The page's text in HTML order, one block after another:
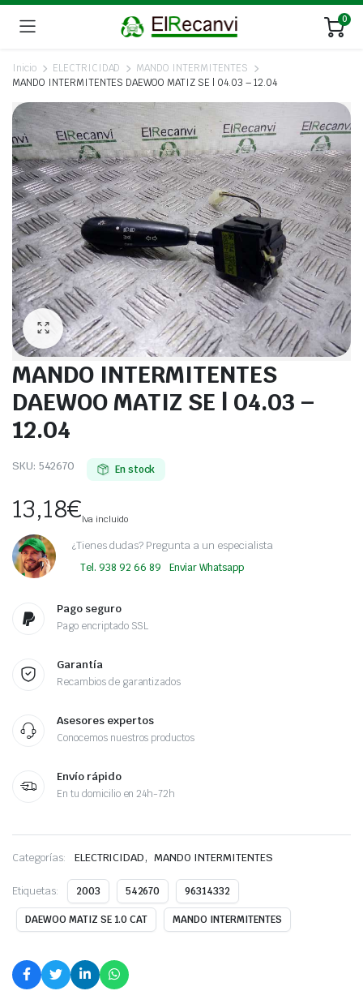
0
Inicio ELECTRICIDAD
MANDO INTERMITENTES
MANDO INTERMITENTES DAEWOO MATIZ SE | 04.03 – 12.04
MANDO INTERMITENTES
DAEWOO MATIZ SE | 04.03 –
12.04
SKU: 542670 En stock
13,18€Iva incluido
¿Tienes dudas? Pregunta a un especialista
Tel. 938 92 66 89 Enviar Whatsapp
Pago seguro
Pago encriptado SSL
Garantía
Recambios de garantizados
Asesores expertos
Conocemos nuestros productos
Envío rápido
En tu domicilio en 24h-72h
Categorías: ELECTRICIDAD, MANDO INTERMITENTES
Etiquetas: 2003 542670 96314332
DAEWOO MATIZ SE 1.0 CAT MANDO INTERMITENTES